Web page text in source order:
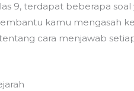
9, terdapat beberapa
kamu mengasah
cara menjawab